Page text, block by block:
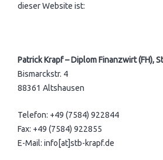
dieser Website ist:
Patrick Krapf – Diplom Finanzwirt (FH),
Bismarckstr. 4
88361 Altshausen
Telefon: +49 (7584) 922844
Fax: +49 (7584) 922855
E-Mail: info[at]stb-krapf.de